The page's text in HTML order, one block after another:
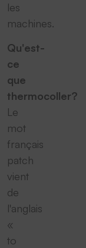
les
machines.
Qu'est-
ce
que
thermocoller?
Le
mot
français
patch
vient
de
l'anglais
«
to